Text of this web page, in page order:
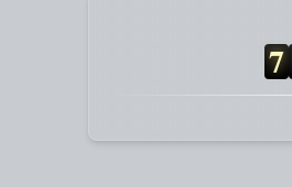
29/06/2026 Ng***
29/06/2026 Ton***
29/06/2026 ToM***
29/06/2026 La*** no hu
29/06/2026 Ngu***
7